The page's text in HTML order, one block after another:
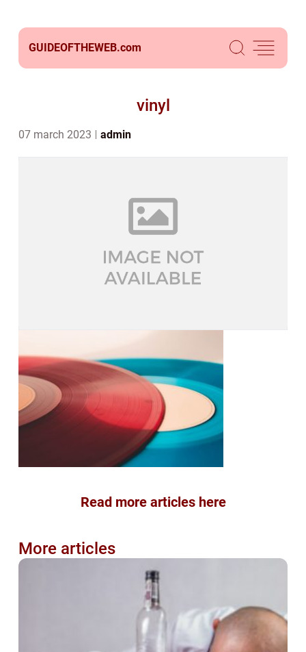
GUIDEOFTHEWEB.com
vinyl
07 march 2023 admin
Read more articles here
More articles